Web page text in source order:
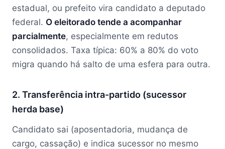
estadual, ou prefeito vira candidato a deputado
federal. O eleitorado tende a acompanhar
parcialmente, especialmente em redutos
consolidados. Taxa típica: 60% a 80% do voto
migra quando há salto de uma esfera para outra.
2. Transferência intra-partido (sucessor
herda base)
Candidato sai (aposentadoria, mudança de
cargo, cassação) e indica sucessor no mesmo